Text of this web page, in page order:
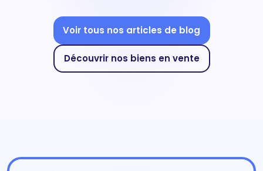
Voir tous nos articles de blog
Découvrir nos biens en vente